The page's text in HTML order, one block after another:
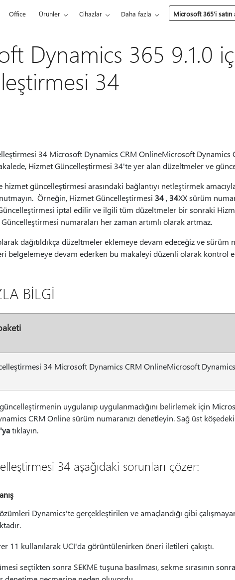
Office Ürünler Cihazlar Daha fazla Microsoft 365’i satın
Dynamics 365 9.1.0
34
34 Microsoft Dynamics CRM OnlineMicrosoft Dynamics
Hizmet Güncelleştirmesi 34'te yer alan düzeltmeler ve
hizmet güncelleştirmesi arasındaki bağlantıyı netleştirmek
Örneğin, Hizmet Güncelleştirmesi 34, 34XX sürüm
iptal edilir ve ilgili tüm düzeltmeler bir sonraki
numaraları her zaman artımlı olarak artmaz.
dağıtıldıkça düzeltmeler eklemeye devam edeceğiz ve
belgelemeye devam ederken bu makaleyi düzenli olarak kontrol
BİLGİ
34 Microsoft Dynamics CRM OnlineMicrosoft
uygulanıp uygulanmadığını belirlemek için
CRM Online sürüm numaranızı denetleyin. Sağ üst
tıklayın.
34 aşağıdaki sorunları çözer:
Dynamics'te gerçekleştirilen ve amaçlandığı gibi
11 kullanılarak UCI'da görüntülenirken öneri iletileri çakıştı.
seçtikten sonra SEKME tuşuna basılması, sekme sırasının